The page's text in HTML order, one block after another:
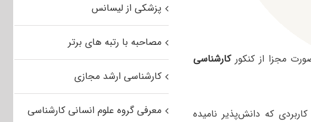
مجزا از کنکورکارشناسی
که دانش‌پذیر نامیده
پزشکی از لیسانس
مصاحبه با رتبه های برتر
کارشناسی ارشد مجازی
معرفی گروه علوم انسانی کارشناسی